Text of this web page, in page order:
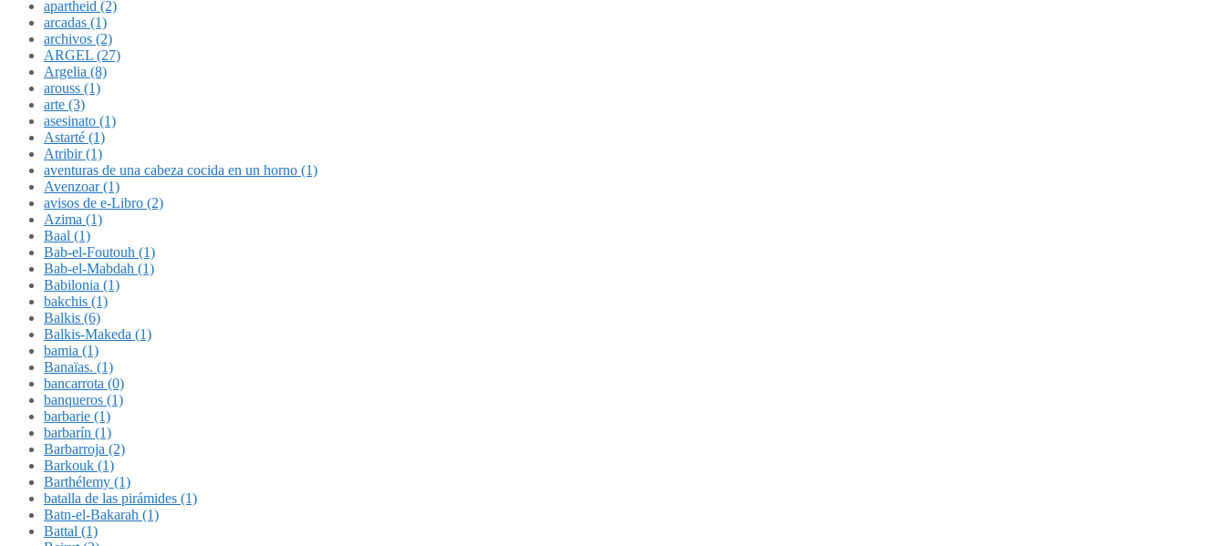
apartheid (2)
arcadas (1)
archivos (2)
ARGEL (27)
Argelia (8)
arouss (1)
arte (3)
asesinato (1)
Astarté (1)
Atribir (1)
aventuras de una cabeza cocida en un horno (1)
Avenzoar (1)
avisos de e-Libro (2)
Azima (1)
Baal (1)
Bab-el-Foutouh (1)
Bab-el-Mabdah (1)
Babilonia (1)
bakchis (1)
Balkis (6)
Balkis-Makeda (1)
bamia (1)
Banaïas. (1)
bancarrota (0)
banqueros (1)
barbarie (1)
barbarín (1)
Barbarroja (2)
Barkouk (1)
Barthélemy (1)
batalla de las pirámides (1)
Batn-el-Bakarah (1)
Battal (1)